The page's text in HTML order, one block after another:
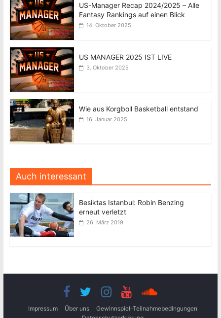
US-Manager Recap 2024/2025 – Alle
Fantasy Rankings auf einen Blick
14. Oktober 2025
US MANAGER 2025 IST LIVE
3. Oktober 2025
Wie aus Korgboll Basketball entstand
16. Januar 2025
Auch interessant
Besiktas Istanbul: Robin Benzing
erneut verletzt
26. März 2019
Impressum Über uns
Gewinnspiel-Teilnahmebedingungen